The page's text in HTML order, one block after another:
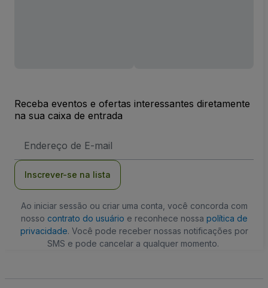
Receba eventos e ofertas interessantes diretamente
na sua caixa de entrada
de
Inscrever-se na lista
Ao iniciar sessão ou criar uma conta, você concorda com
nosso contrato do usuário e reconhece nossa política de
privacidade. Você pode receber nossas notificações por
SMS e pode cancelar a qualquer momento.